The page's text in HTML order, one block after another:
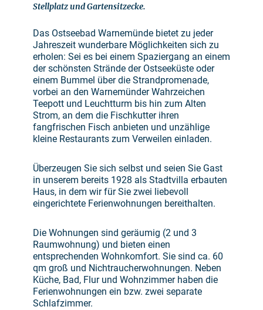
Stellplatz und Gartensitzecke.
Das Ostseebad Warnemünde bietet zu jeder
Jahreszeit wunderbare Möglichkeiten sich zu
erholen: Sei es bei einem Spaziergang an einem
der schönsten Strände der Ostseeküste oder
einem Bummel über die Strandpromenade,
vorbei an den Warnemünder Wahrzeichen
Teepott und Leuchtturm bis hin zum Alten
Strom, an dem die Fischkutter ihren
fangfrischen Fisch anbieten und unzählige
kleine Restaurants zum Verweilen einladen.
Überzeugen Sie sich selbst und seien Sie Gast
in unserem bereits 1928 als Stadtvilla erbauten
Haus, in dem wir für Sie zwei liebevoll
eingerichtete Ferienwohnungen bereithalten.
Die Wohnungen sind geräumig (2 und 3
Raumwohnung) und bieten einen
entsprechenden Wohnkomfort. Sie sind ca. 60
qm groß und Nichtraucherwohnungen. Neben
Küche, Bad, Flur und Wohnzimmer haben die
Ferienwohnungen ein bzw. zwei separate
Schlafzimmer.